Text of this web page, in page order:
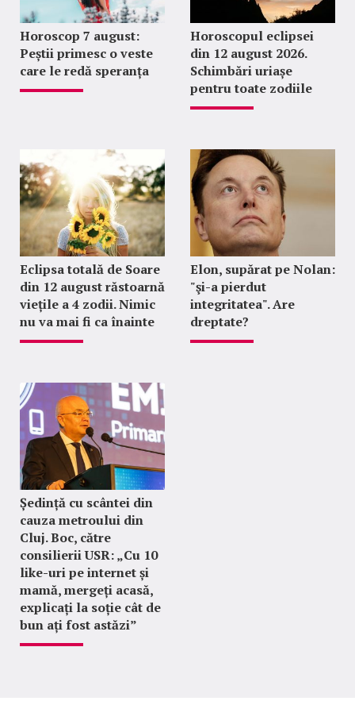
Horoscop 7 august:
Peștii primesc o veste
care le redă speranța
Horoscopul eclipsei
din 12 august 2026.
Schimbări uriașe
pentru toate zodiile
Eclipsa totală de Soare
din 12 august răstoarnă
viețile a 4 zodii. Nimic
nu va mai fi ca înainte
Elon, supărat pe Nolan:
"şi-a pierdut
integritatea". Are
dreptate?
Ședință cu scântei din
cauza metroului din
Cluj. Boc, către
consilierii USR: „Cu 10
like-uri pe internet și
mamă, mergeți acasă,
explicați la soție cât de
bun ați fost astăzi”